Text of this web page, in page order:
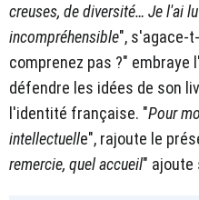
creuses, de diversité… Je l'ai
incompréhensible", s'agace-
comprenez pas ?" embraye
défendre les idées de son
l'identité française. "Pour
intellectuelle", rajoute le
remercie, quel accueil" ajoute